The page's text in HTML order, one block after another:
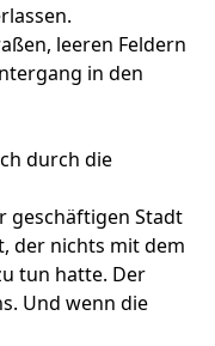
leeren Feldern
in den
durch die
geschäftigen Stadt
der nichts mit dem
tun hatte. Der
Und wenn die